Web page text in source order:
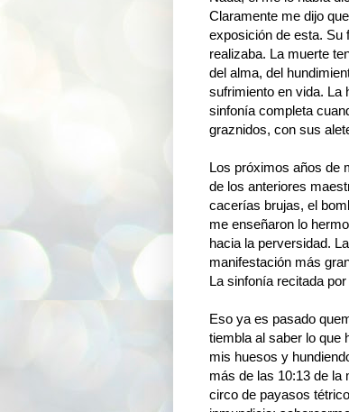
Claramente me dijo
exposición de esta. Su
realizaba. La muerte
del alma, del
sufrimiento en vida. La
sinfonía completa
graznidos, con sus
Los próximos años de
de los anteriores
cacerías brujas, el
me enseñaron lo
hacia la perversidad.
manifestación más
La sinfonía recitada
Eso ya es pasado
tiembla al saber lo que
mis huesos y
más de las 10:13 de la
circo de payasos